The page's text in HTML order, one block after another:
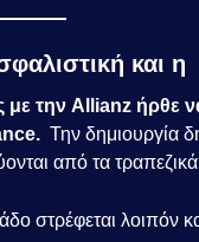
και
με την Allianz ήρθε
Την δημιουργία
από τα
στρέφεται λοιπόν